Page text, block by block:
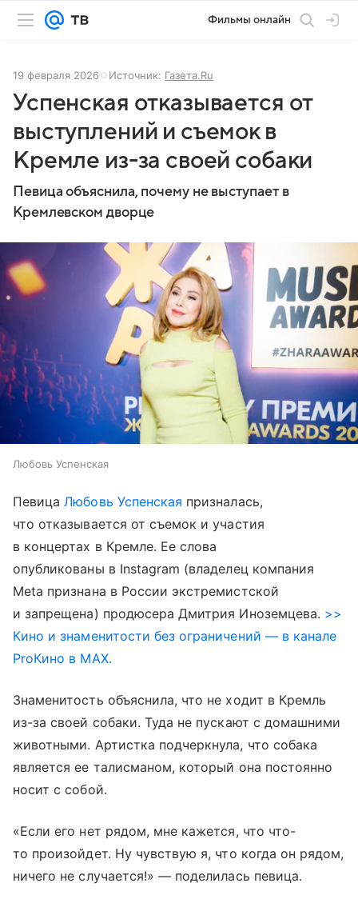
Фильмы онлайн
19 февраля 2026 Источник: Газета.Ru
Успенская отказывается от
выступлений и съемок в
Кремле из-за своей собаки
Певица объяснила, почему не выступает в
Кремлевском дворце
Любовь Успенская
ПевицаЛюбовь Успенская призналась,
что отказывается от съемок и участия
в концертах в Кремле. Ее слова
опубликованы в Instagram (владелец компания
Meta признана в России экстремистской
и запрещена) продюсера Дмитрия Иноземцева. >>
Кино и знаменитости без ограничений — в канале
ProКино в MAX.
Знаменитость объяснила, что не ходит в Кремль
из-за своей собаки. Туда не пускают с домашними
животными. Артистка подчеркнула, что собака
является ее талисманом, который она постоянно
носит с собой.
«Если его нет рядом, мне кажется, что что-
то произойдет. Ну чувствую я, что когда он рядом,
ничего не случается!» — поделилась певица.